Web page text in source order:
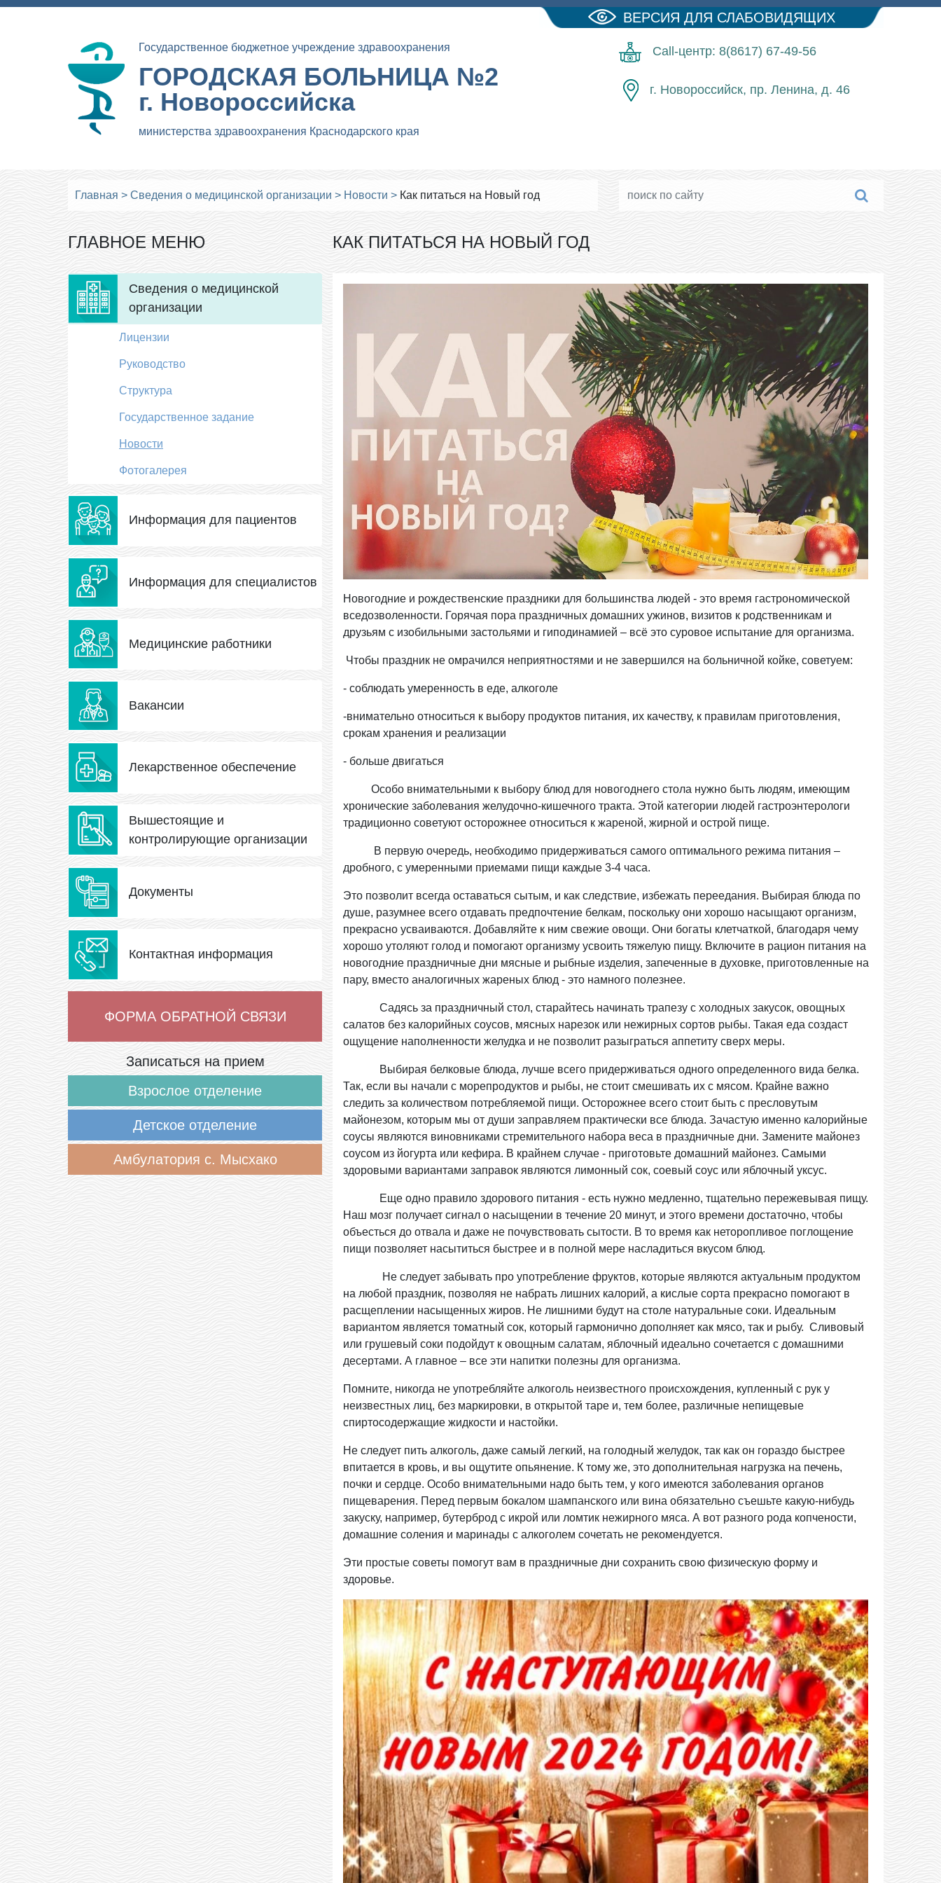
ВЕРСИЯ ДЛЯ СЛАБОВИДЯЩИХ
Государственное бюджетное учреждение здравоохранения
ГОРОДСКАЯ БОЛЬНИЦА №2
г. Новороссийска
министерства здравоохранения Краснодарского края
Call-центр: 8(8617) 67-49-56
г. Новороссийск, пр. Ленина, д. 46
Главная > Сведения о медицинской организации > Новости > Как питаться на Новый год
ГЛАВНОЕ МЕНЮ
Сведения о медицинской
организации
Лицензии
Руководство
Структура
Государственное задание
Новости
Фотогалерея
Информация для пациентов
Информация для специалистов
Медицинские работники
Вакансии
Лекарственное обеспечение
Вышестоящие и
контролирующие организации
Документы
Контактная информация
ФОРМА ОБРАТНОЙ СВЯЗИ
Записаться на прием
Взрослое отделение
Детское отделение
Амбулатория с. Мысхако
КАК ПИТАТЬСЯ НА НОВЫЙ ГОД
Новогодние и рождественские праздники для большинства людей - это время гастрономической
вседозволенности. Горячая пора праздничных домашних ужинов, визитов к родственникам и
друзьям с изобильными застольями и гиподинамией – всё это суровое испытание для организма.
Чтобы праздник не омрачился неприятностями и не завершился на больничной койке, советуем:
- соблюдать умеренность в еде, алкоголе
-внимательно относиться к выбору продуктов питания, их качеству, к правилам приготовления,
срокам хранения и реализации
- больше двигаться
Особо внимательными к выбору блюд для новогоднего стола нужно быть людям, имеющим
хронические заболевания желудочно-кишечного тракта. Этой категории людей гастроэнтерологи
традиционно советуют осторожнее относиться к жареной, жирной и острой пище.
В первую очередь, необходимо придерживаться самого оптимального режима питания –
дробного, с умеренными приемами пищи каждые 3-4 часа.
Это позволит всегда оставаться сытым, и как следствие, избежать переедания. Выбирая блюда по
душе, разумнее всего отдавать предпочтение белкам, поскольку они хорошо насыщают организм,
прекрасно усваиваются. Добавляйте к ним свежие овощи. Они богаты клетчаткой, благодаря чему
хорошо утоляют голод и помогают организму усвоить тяжелую пищу. Включите в рацион питания на
новогодние праздничные дни мясные и рыбные изделия, запеченные в духовке, приготовленные на
пару, вместо аналогичных жареных блюд - это намного полезнее.
Садясь за праздничный стол, старайтесь начинать трапезу с холодных закусок, овощных
салатов без калорийных соусов, мясных нарезок или нежирных сортов рыбы. Такая еда создаст
ощущение наполненности желудка и не позволит разыграться аппетиту сверх меры.
Выбирая белковые блюда, лучше всего придерживаться одного определенного вида белка.
Так, если вы начали с морепродуктов и рыбы, не стоит смешивать их с мясом. Крайне важно
следить за количеством потребляемой пищи. Осторожнее всего стоит быть с пресловутым
майонезом, которым мы от души заправляем практически все блюда. Зачастую именно калорийные
соусы являются виновниками стремительного набора веса в праздничные дни. Замените майонез
соусом из йогурта или кефира. В крайнем случае - приготовьте домашний майонез. Самыми
здоровыми вариантами заправок являются лимонный сок, соевый соус или яблочный уксус.
Еще одно правило здорового питания - есть нужно медленно, тщательно пережевывая пищу.
Наш мозг получает сигнал о насыщении в течение 20 минут, и этого времени достаточно, чтобы
объесться до отвала и даже не почувствовать сытости. В то время как неторопливое поглощение
пищи позволяет насытиться быстрее и в полной мере насладиться вкусом блюд.
Не следует забывать про употребление фруктов, которые являются актуальным продуктом
на любой праздник, позволяя не набрать лишних калорий, а кислые сорта прекрасно помогают в
расщеплении насыщенных жиров. Не лишними будут на столе натуральные соки. Идеальным
вариантом является томатный сок, который гармонично дополняет как мясо, так и рыбу. Сливовый
или грушевый соки подойдут к овощным салатам, яблочный идеально сочетается с домашними
десертами. А главное – все эти напитки полезны для организма.
Помните, никогда не употребляйте алкоголь неизвестного происхождения, купленный с рук у
неизвестных лиц, без маркировки, в открытой таре и, тем более, различные непищевые
спиртосодержащие жидкости и настойки.
Не следует пить алкоголь, даже самый легкий, на голодный желудок, так как он гораздо быстрее
впитается в кровь, и вы ощутите опьянение. К тому же, это дополнительная нагрузка на печень,
почки и сердце. Особо внимательными надо быть тем, у кого имеются заболевания органов
пищеварения. Перед первым бокалом шампанского или вина обязательно съешьте какую-нибудь
закуску, например, бутерброд с икрой или ломтик нежирного мяса. А вот разного рода копчености,
домашние соления и маринады с алкоголем сочетать не рекомендуется.
Эти простые советы помогут вам в праздничные дни сохранить свою физическую форму и
здоровье.